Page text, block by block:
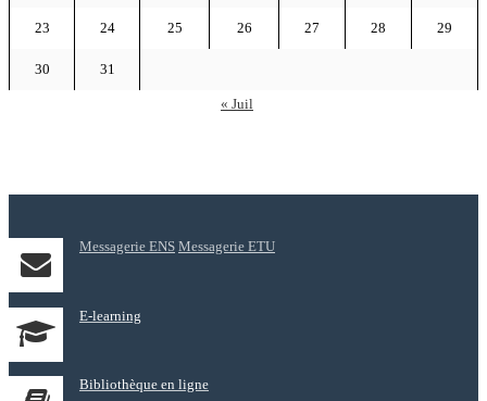
23 24 25 26 27 28 29
30 31
« Juil
Messagerie ENS Messagerie ETU
E-learning
Bibliothèque en ligne